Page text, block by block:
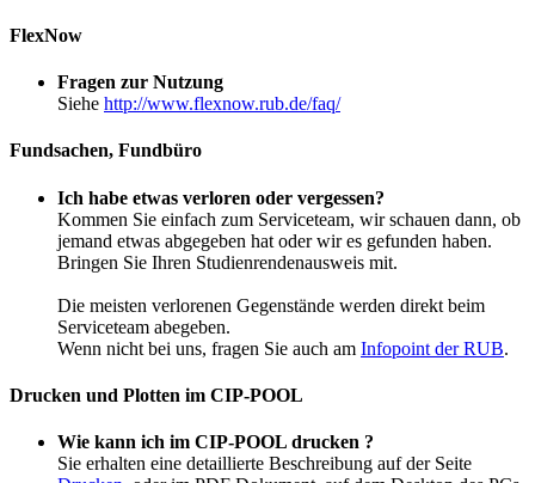
FlexNow
Fragen zur Nutzung
Siehe http://www.flexnow.rub.de/faq/
Fundsachen, Fundbüro
Ich habe etwas verloren oder vergessen?
Kommen Sie einfach zum Serviceteam, wir schauen dann, ob
jemand etwas abgegeben hat oder wir es gefunden haben.
Bringen Sie Ihren Studienrendenausweis mit.
Die meisten verlorenen Gegenstände werden direkt beim
Serviceteam abegeben.
Wenn nicht bei uns, fragen Sie auch am Infopoint der RUB.
Drucken und Plotten im CIP-POOL
Wie kann ich im CIP-POOL drucken ?
Sie erhalten eine detaillierte Beschreibung auf der Seite